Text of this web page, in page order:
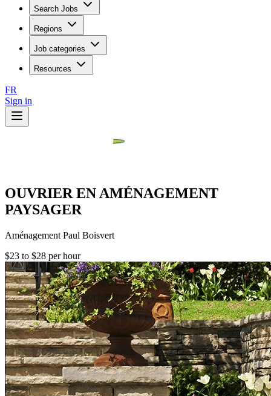
Search Jobs
Regions
Job categories
Resources
FR
Sign in
OUVRIER EN AMÉNAGEMENT
PAYSAGER
Aménagement Paul Boisvert
$23 to $28 per hour